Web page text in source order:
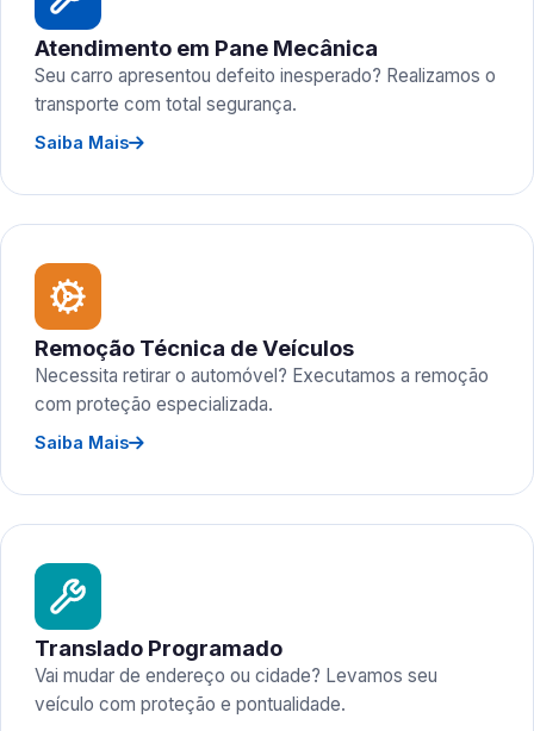
Atendimento em Pane Mecânica
Seu carro apresentou defeito inesperado? Realizamos o
transporte com total segurança.
Saiba Mais
Remoção Técnica de Veículos
Necessita retirar o automóvel? Executamos a remoção
com proteção especializada.
Saiba Mais
Translado Programado
Vai mudar de endereço ou cidade? Levamos seu
veículo com proteção e pontualidade.